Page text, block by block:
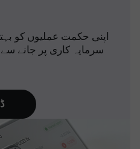
اپنی حکمت عملیوں کو
سرمایہ کاری پر جانے